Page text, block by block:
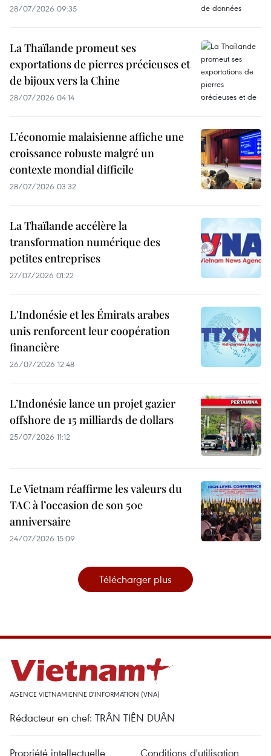
28/07/2026 09:35
La Thaïlande promeut ses
exportations de pierres précieuses et
de bijoux vers la Chine
28/07/2026 04:14
L’économie malaisienne affiche une
croissance robuste malgré un
contexte mondial difficile
28/07/2026 03:32
La Thaïlande accélère la
transformation numérique des
petites entreprises
27/07/2026 01:22
L'Indonésie et les Émirats arabes
unis renforcent leur coopération
financière
26/07/2026 12:48
L’Indonésie lance un projet gazier
offshore de 15 milliards de dollars
25/07/2026 11:12
Le Vietnam réaffirme les valeurs du
TAC à l’occasion de son 50e
anniversaire
24/07/2026 15:09
Télécharger plus
AGENCE VIETNAMIENNE D'INFORMATION (VNA)
Rédacteur en chef: TRÂN TIÊN DUÂN
Propriété intellectuelle Conditions d'utilisation